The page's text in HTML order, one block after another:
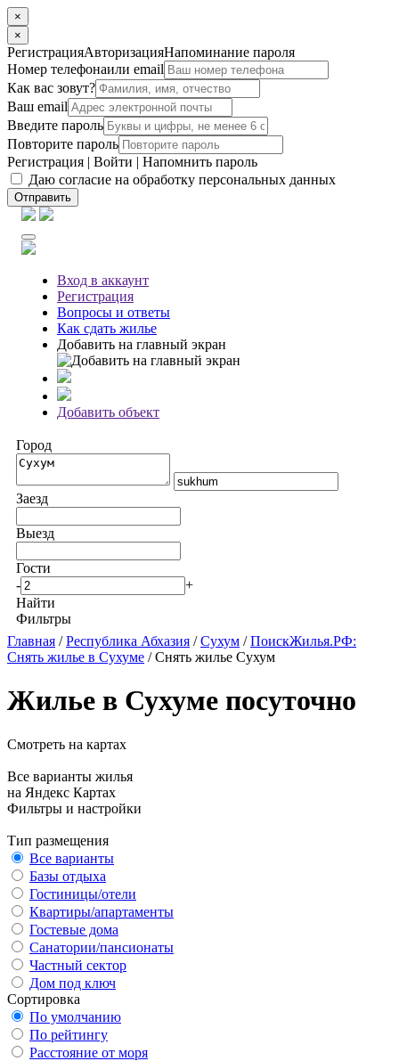
×
×
РегистрацияАвторизацияНапоминание пароля
Номер телефонаили email
Как вас зовут?
Ваш email
Введите пароль
Повторите пароль
Регистрация | Войти | Напомнить пароль
Даю согласие на обработку персональных данных
Отправить
Вход в аккаунт
Регистрация
Вопросы и ответы
Как сдать жилье
Добавить на главный экран
Добавить объект
Город
Заезд
Выезд
Гости
-
+
Найти
Фильтры
Главная /Республика Абхазия /Сухум /ПоискЖилья.РФ:
Снять жилье в Сухуме / Снять жилье Сухум
Жилье в Сухуме посуточно
Смотреть на картах
Все варианты жилья
на Яндекс Картах
Фильтры и настройки
Тип размещения
Все варианты
Базы отдыха
Гостиницы/отели
Квартиры/апартаменты
Гостевые дома
Санатории/пансионаты
Частный сектор
Дом под ключ
Сортировка
По умолчанию
По рейтингу
Расстояние от моря